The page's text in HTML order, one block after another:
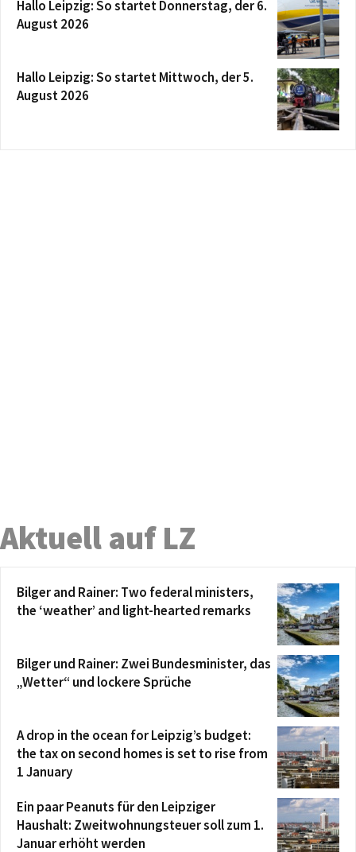
Hallo Leipzig: So startet Donnerstag, der 6.
August 2026
Hallo Leipzig: So startet Mittwoch, der 5.
August 2026
Aktuell auf LZ
Bilger and Rainer: Two federal ministers,
the ‘weather’ and light-hearted remarks
Bilger und Rainer: Zwei Bundesminister, das
„Wetter“ und lockere Sprüche
A drop in the ocean for Leipzig’s budget:
the tax on second homes is set to rise from
1 January
Ein paar Peanuts für den Leipziger
Haushalt: Zweitwohnungsteuer soll zum 1.
Januar erhöht werden